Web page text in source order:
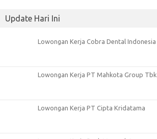
Update Hari Ini
Lowongan Kerja Cobra Dental Indonesia
Lowongan Kerja PT Mahkota Group Tbk
Lowongan Kerja PT Cipta Kridatama